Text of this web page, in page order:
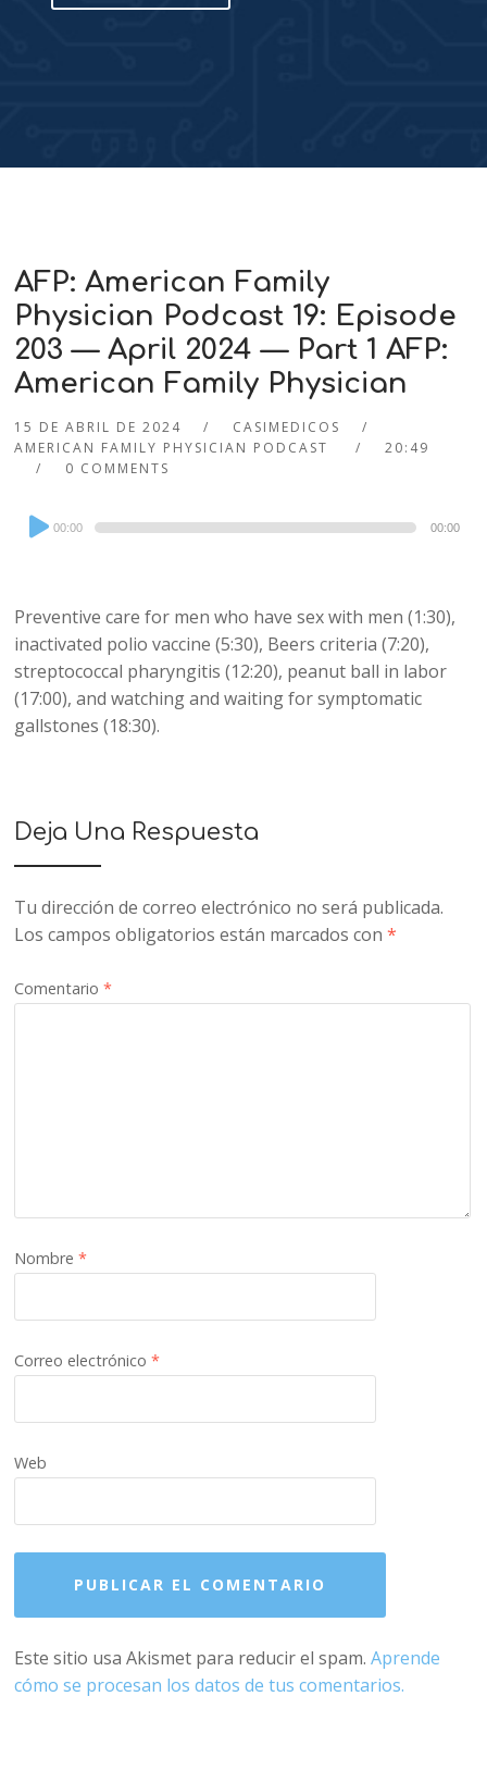
AFP: American Family
Physician Podcast 19: Episode
203 — April 2024 — Part 1 AFP:
American Family Physician
15 DE ABRIL DE 2024
CASIMEDICOS
AMERICAN FAMILY PHYSICIAN PODCAST
20:49
0 COMMENTS
Audio
Player
00:00 00:00
Preventive care for men who have sex with men (1:30),
inactivated polio vaccine (5:30), Beers criteria (7:20),
streptococcal pharyngitis (12:20), peanut ball in labor
(17:00), and watching and waiting for symptomatic
gallstones (18:30).
Deja Una Respuesta
Tu dirección de correo electrónico no será publicada.
Los campos obligatorios están marcados con*
Comentario*
Nombre*
Correo electrónico*
Web
Este sitio usa Akismet para reducir el spam.Aprende
cómo se procesan los datos de tus comentarios.